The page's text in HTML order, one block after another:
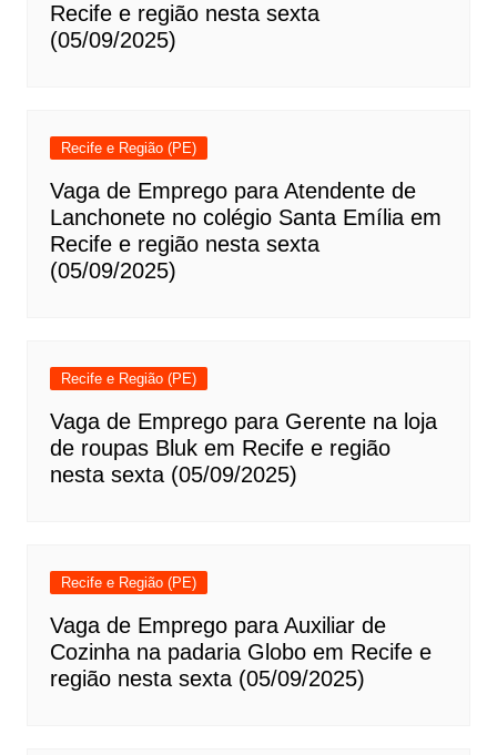
Recife e região nesta sexta
(05/09/2025)
Recife e Região (PE)
Vaga de Emprego para Atendente de
Lanchonete no colégio Santa Emília em
Recife e região nesta sexta
(05/09/2025)
Recife e Região (PE)
Vaga de Emprego para Gerente na loja
de roupas Bluk em Recife e região
nesta sexta (05/09/2025)
Recife e Região (PE)
Vaga de Emprego para Auxiliar de
Cozinha na padaria Globo em Recife e
região nesta sexta (05/09/2025)